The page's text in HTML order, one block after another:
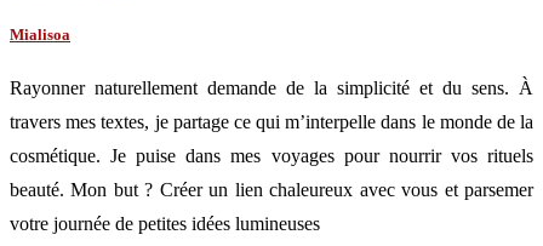
Mialisoa
Rayonner naturellement demande de la simplicité et du sens. À
travers mes textes, je partage ce qui m’interpelle dans le monde de la
cosmétique. Je puise dans mes voyages pour nourrir vos rituels
beauté. Mon but ? Créer un lien chaleureux avec vous et parsemer
votre journée de petites idées lumineuses